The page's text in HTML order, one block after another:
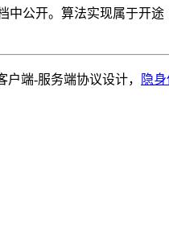
中公开。算法实现属于开
户端-服务端协议设计， 隐